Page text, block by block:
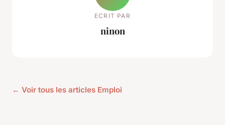
ECRIT PAR
ninon
← Voir tous les articles Emploi